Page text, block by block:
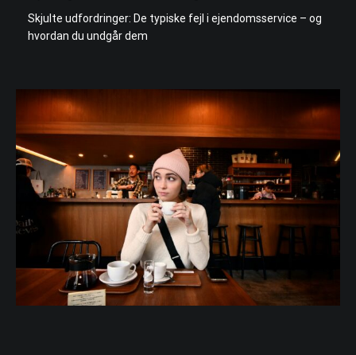
Skjulte udfordringer: De typiske fejl i ejendomsservice – og
hvordan du undgår dem